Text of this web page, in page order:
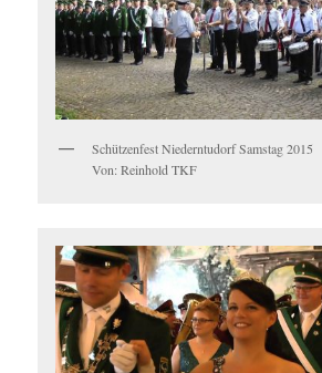
Schützenfest Niederntudorf Samstag 2015
Von: Reinhold TKF